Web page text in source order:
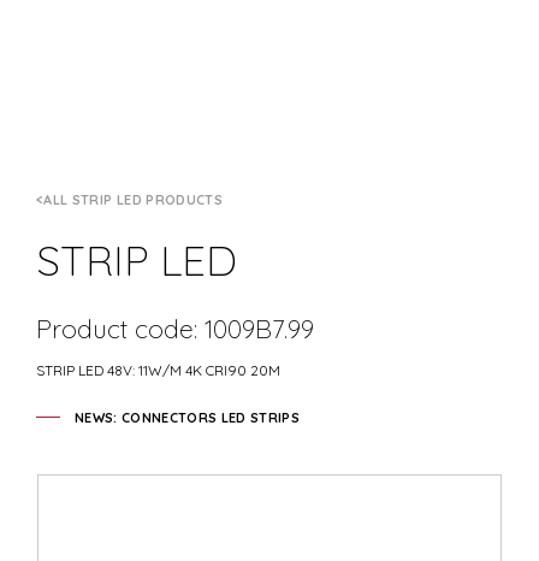
ALL STRIP LED PRODUCTS
STRIP LED
Product code: 1009B7.99
STRIP LED 48V: 11W/M 4K CRI90 20M
NEWS: CONNECTORS LED STRIPS